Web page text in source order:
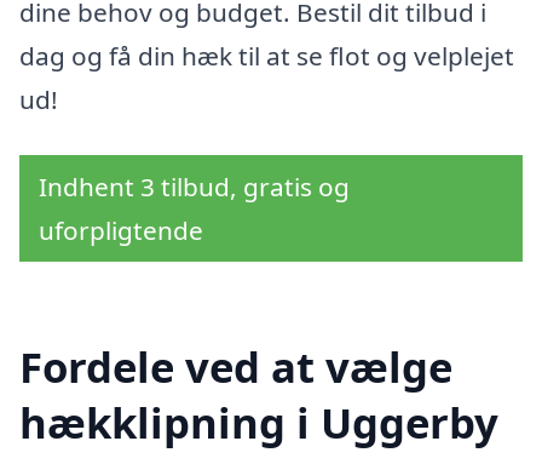
dine behov og budget. Bestil dit tilbud i
dag og få din hæk til at se flot og velplejet
ud!
Indhent 3 tilbud, gratis og
uforpligtende
Fordele ved at vælge
hækklipning i Uggerby